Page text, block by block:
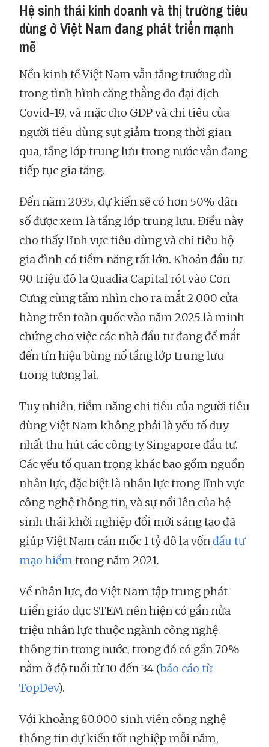
Hệ sinh thái kinh doanh và thị trường tiêu
dùng ở Việt Nam đang phát triển mạnh
mẽ
Nền kinh tế Việt Nam vẫn tăng trưởng dù
trong tình hình căng thẳng do đại dịch
Covid-19, và mặc cho GDP và chi tiêu của
người tiêu dùng sụt giảm trong thời gian
qua, tầng lớp trung lưu trong nước vẫn đang
tiếp tục gia tăng.
Đến năm 2035, dự kiến sẽ có hơn 50% dân
số được xem là tầng lớp trung lưu. Điều này
cho thấy lĩnh vực tiêu dùng và chi tiêu hộ
gia đình có tiềm năng rất lớn. Khoản đầu tư
90 triệu đô la Quadia Capital rót vào Con
Cưng cùng tầm nhìn cho ra mắt 2.000 cửa
hàng trên toàn quốc vào năm 2025 là minh
chứng cho việc các nhà đầu tư đang để mắt
đến tín hiệu bùng nổ tầng lớp trung lưu
trong tương lai.
Tuy nhiên, tiềm năng chi tiêu của người tiêu
dùng Việt Nam không phải là yếu tố duy
nhất thu hút các công ty Singapore đầu tư.
Các yếu tố quan trọng khác bao gồm nguồn
nhân lực, đặc biệt là nhân lực trong lĩnh vực
công nghệ thông tin, và sự nổi lên của hệ
sinh thái khởi nghiệp đổi mới sáng tạo đã
giúp Việt Nam cán mốc 1 tỷ đô la vốnđầu tư
mạo hiểm trong năm 2021.
Về nhân lực, do Việt Nam tập trung phát
triển giáo dục STEM nên hiện có gần nửa
triệu nhân lực thuộc ngành công nghệ
thông tin trong nước, trong đó có gần 70%
nằm ở độ tuổi từ 10 đến 34 (báo cáo từ
TopDev).
Với khoảng 80.000 sinh viên công nghệ
thông tin dự kiến tốt nghiệp mỗi năm,